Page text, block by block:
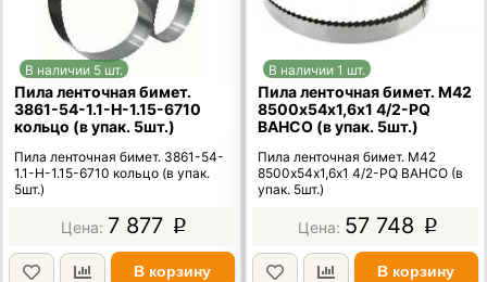
В наличии 5 шт.
Пила ленточная бимет.
3861-54-1.1-Н-1.15-6710
кольцо (в упак. 5шт.)
Пила ленточная бимет. 3861-54-
1.1-Н-1.15-6710 кольцо (в упак.
5шт.)
7 877 p
В корзину
В наличии 1 шт.
Пила ленточная бимет. М42
8500х54х1,6х1 4/2-PQ
BAHCO (в упак. 5шт.)
Пила ленточная бимет. М42
8500х54х1,6х1 4/2-PQ BAHCO (в
упак. 5шт.)
57 748 p
В корзину